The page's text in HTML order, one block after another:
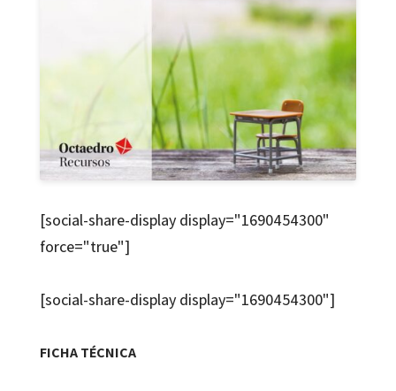
[social-share-display display="1690454300"
force="true"]
[social-share-display display="1690454300"]
FICHA TÉCNICA